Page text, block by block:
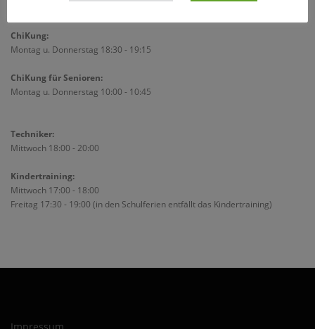
ChiKung:
Montag u. Donnerstag 18:30 - 19:15
ChiKung für Senioren:
Montag u. Donnerstag 10:00 - 10:45
Techniker:
Mittwoch 18:00 - 20:00
Kindertraining:
Mittwoch 17:00 - 18:00
Freitag 17:30 - 19:00 (in den Schulferien entfällt das Kindertraining)